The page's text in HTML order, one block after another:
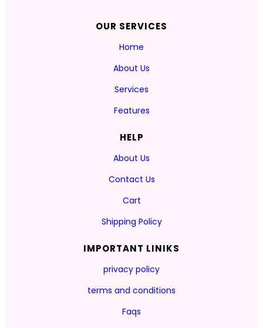
OUR SERVICES
Home
About Us
Services
Features
HELP
About Us
Contact Us
Cart
Shipping Policy
IMPORTANT LINIKS
privacy policy
terms and conditions
Faqs